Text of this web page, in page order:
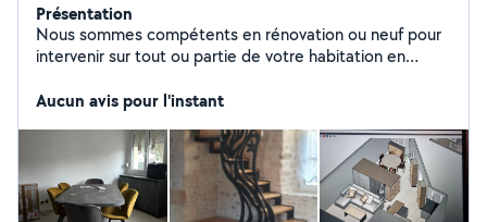
Présentation
Nous sommes compétents en rénovation ou neuf pour
intervenir sur tout ou partie de votre habitation en
ou pose seule Nos savoirs faire portent sur : Sol :
professionnelle, faïence, parement etc Plafond : placo
ou tendu Cuisine, SDB, salon, wc, dressing, Menuiserie
sur mesure , portes interieures etc en Escalier intérieur,
Aucun avis pour l'instant